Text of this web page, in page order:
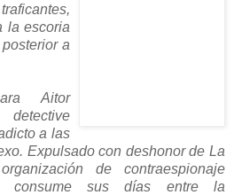
la escoria
a
Aitor
a las
Expulsado con deshonor de La
de contraespionaje
consume sus días entre la